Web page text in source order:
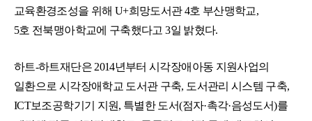
교육환경조성을 위해 U+희망도서관 4호 부산맹학교,
5호 전북맹아학교에 구축했다고 3일 밝혔다.
하트-하트재단은 2014년부터 시각장애아동 지원사업의
일환으로 시각장애학교 도서관 구축, 도서관리 시스템 구축,
ICT보조공학기기 지원, 특별한 도서(점자·촉각·음성도서)를